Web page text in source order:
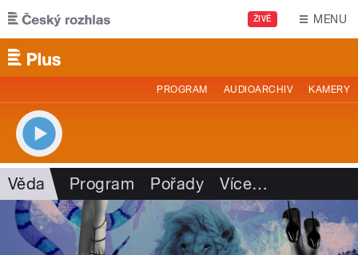
Přejít k hlavnímu obsahu
ŽIVĚ MENU
PROGRAM AUDIOARCHIV KAMERY
Věda Program Pořady Více…